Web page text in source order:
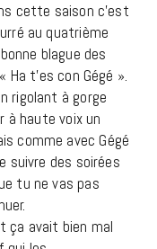
cette saison c’est
au quatrième
blague des
t’es con Gégé ».
rigolant à gorge
à haute voix un
comme avec Gégé
suivre des soirées
tu ne vas pas
ça avait bien mal